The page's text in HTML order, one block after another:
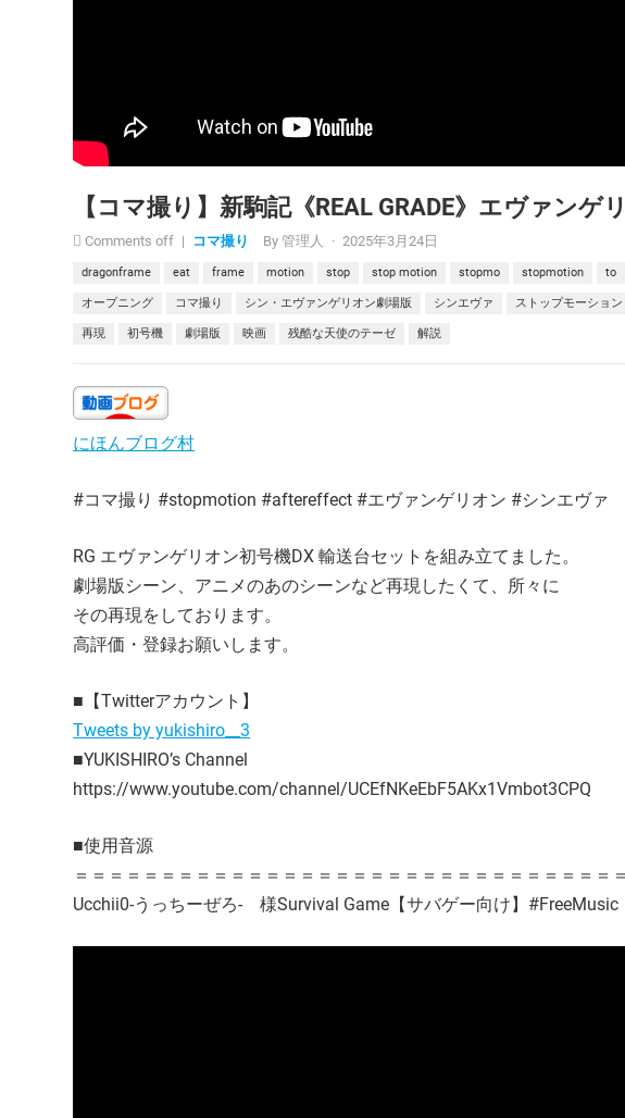
【コマ撮り】新駒記《REAL GRADE》エヴァンゲ
Comments off | コマ撮り By管理人 · 2025年3月24日
dragonframe eat frame motion stop stop motion stopmo stopmotion to
オープニング コマ撮り シン・エヴァンゲリオン劇場版 シンエヴァ ストップモーション
再現 初号機 劇場版 映画 残酷な天使のテーゼ 解説
にほんブログ村
#コマ撮り #stopmotion #aftereffect #エヴァンゲリオン #シンエヴァ
RG エヴァンゲリオン初号機DX 輸送台セットを組み立てました。
劇場版シーン、アニメのあのシーンなど再現したくて、所々に
その再現をしております。
高評価・登録お願いします。
■【Twitterアカウント】
Tweets by yukishiro__3
■YUKISHIRO’s Channel
https://www.youtube.com/channel/UCEfNKeEbF5AKx1Vmbot3CPQ
■使用音源
＝＝＝＝＝＝＝＝＝＝＝＝＝＝＝＝＝＝＝＝＝＝＝＝＝＝＝＝＝＝＝＝
Ucchii0-うっちーぜろ- 様Survival Game【サバゲー向け】#FreeMusic